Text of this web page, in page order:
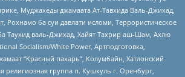
Муджахеды джамаата Ат-Тавхида Валь-Джихад,
Рохнамо ба суи давлати исломи, Террористическое
Таухид валь-Джихад, Хайят Тахрир аш-Шам, Ахлю
Socialism/White Power, Артподготовка,
“Красный пахарь”, Колумбайн, Хатлонский
религиозная группа п. Кушкуль г. Оренбург,